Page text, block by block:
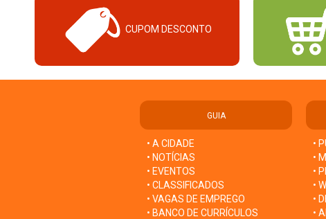
CUPOM DESCONTO
GUIA
• A CIDADE
• NOTÍCIAS
• EVENTOS
• CLASSIFICADOS
• VAGAS DE EMPREGO
• BANCO DE CURRÍCULOS
•
•
•
•
•
•